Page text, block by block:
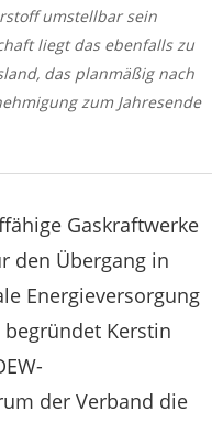
umstellbar sein
liegt das ebenfalls zu
das planmäßig nach
zum Jahresende
Gaskraftwerke
den Übergang in
Energieversorgung
Kerstin
der Verband die